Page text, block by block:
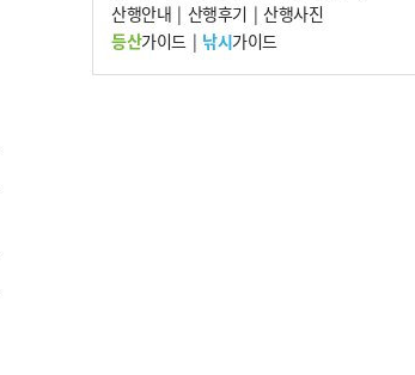
9
외국인 선원 ‘인신매매 경유지’ 된 부산…
우려가 현실로
10 [사설] 해수부 신청사 북항으로 확정, 해양
산행안내 | 산행후기 | 산행사진
등산가이드| 낚시가이드